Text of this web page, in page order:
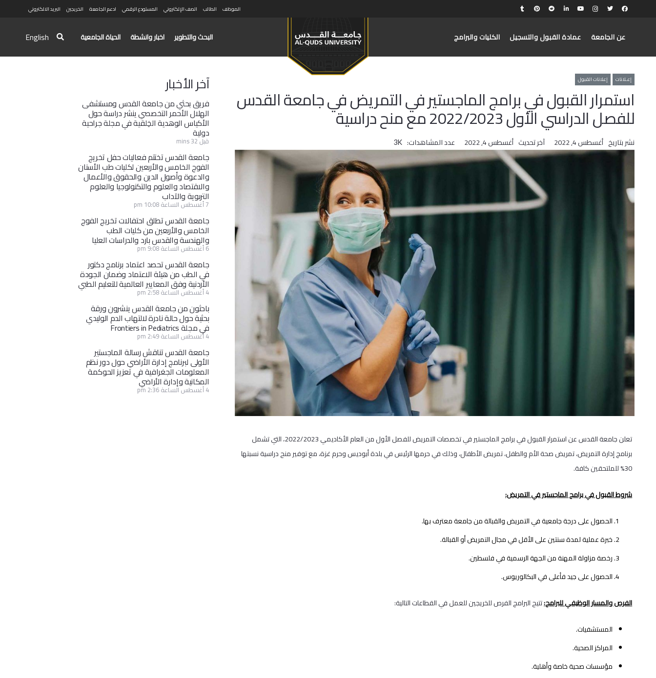
الموظف الطالب الصف الإلكتروني المستودع الرقمي ادعم الجامعة الخريجين البريد الالكتروني
عن الجامعة عمادة القبول والتسجيل الكليات والبرامج البحث والتطوير اخبار وانشطة الحياة الجامعية English
إعـلانات إعلانات القبول
استمرار القبول في برامج الماجستير في التمريض في جامعة القدس
للفصل الدراسي الأول 2022/2023 مع منح دراسية
نشر بتاريخ أغسطس 4, 2022 آخر تحديث أغسطس 4, 2022 عدد المشاهدات: 3K
تعلن جامعة القدس عن استمرار القبول في برامج الماجستير في تخصصات التمريض للفصل الأول من العام الأكاديمي 2022/2023، التي تشمل
برنامج إدارة التمريض، تمريض صحة الأم والطفل، تمريض الأطفال، وذلك في حرمها الرئيس في بلدة أبوديس وحرم غزة، مع توفير منح دراسية نسبتها
30% للملتحقين كافة.
شروط القبول في برامج الماجستير في التمريض:
الحصول على درجة جامعية في التمريض والقبالة من جامعة معترف بها.
خبرة عملية لمدة سنتين على الأقل في مجال التمريض أو القبالة.
رخصة مزاولة المهنة من الجهة الرسمية في فلسطين.
الحصول على جيد فأعلى في البكالوريوس.
الفرص والمسار الوظيفي للبرامج:تتيح البرامج الفرص للخريجين للعمل في القطاعات التالية:
المستشفيات.
المراكز الصحية.
مؤسسات صحية خاصة وأهلية.
آخر الأخبار
فريق بحثي من جامعة القدس ومستشفى
الهلال الأحمر التخصصي ينشر دراسة حول
الأكياس الوهدية الخِلقية في مجلة جراحية
دولية
قبل 32 mins
جامعة القدس تختتم فعاليات حفل تخريج
الفوج الخامس والأربعين لكليات طب الأسنان
والدعوة وأصول الدين والحقوق والأعمال
والاقتصاد والعلوم والتكنولوجيا والعلوم
التربوية والآداب
7 أغسطس الساعة 10:08 pm
جامعة القدس تطلق احتفالات تخريج الفوج
الخامس والأربعين من كليات الطب
والهندسة والقدس بارد والدراسات العليا
6 أغسطس الساعة 9:08 pm
جامعة القدس تحصد اعتماد برنامج دكتور
في الطب من هيئة الاعتماد وضمان الجودة
الأردنية وفق المعايير العالمية للتعليم الطبي
4 أغسطس الساعة 2:58 pm
باحثون من جامعة القدس ينشرون ورقة
بحثية حول حالة نادرة لالتهاب الدم الوليدي
في مجلة Frontiers in Pediatrics
4 أغسطس الساعة 2:49 pm
جامعة القدس تناقش رسالة الماجستير
الأولى لبرنامج إدارة الأراضي حول دور نظم
المعلومات الجغرافية في تعزيز الحوكمة
المكانية وإدارة الأراضي
4 أغسطس الساعة 2:36 pm